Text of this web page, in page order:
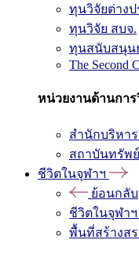
ทุนวิจัยต่างป
ทุนวิจัย สบจ.
ทุนสนับสนุน
The Second
หน่วยงานด้านการ
สำนักบริหาร
สถาบันทรัพ
ชีวิตในจุฬาฯ
ย้อนกลับ
ชีวิตในจุฬาฯ
พื้นที่สร้างส